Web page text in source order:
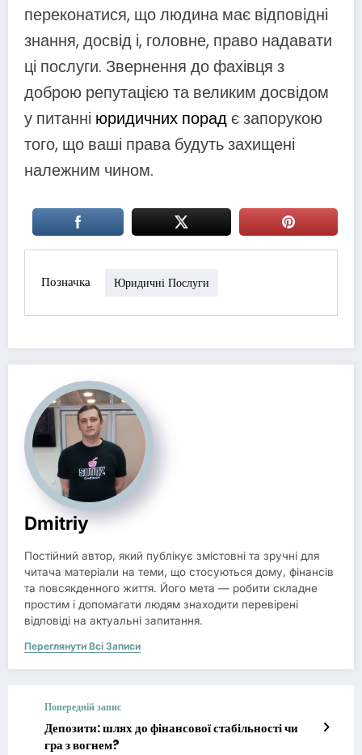
переконатися, що людина має відповідні
знання, досвід і, головне, право надавати
ці послуги. Звернення до фахівця з
доброю репутацією та великим досвідом
у питанні юридичних порадє запорукою
того, що ваші права будуть захищені
належним чином.
Позначка Юридичні Послуги
Dmitriy
Постійний автор, який публікує змістовні та зручні для
читача матеріали на теми, що стосуються дому, фінансів
та повсякденного життя. Його мета — робити складне
простим і допомагати людям знаходити перевірені
відповіді на актуальні запитання.
Переглянути Всі Записи
Попередній запис
Депозити: шлях до фінансової стабільності чи
гра з вогнем?